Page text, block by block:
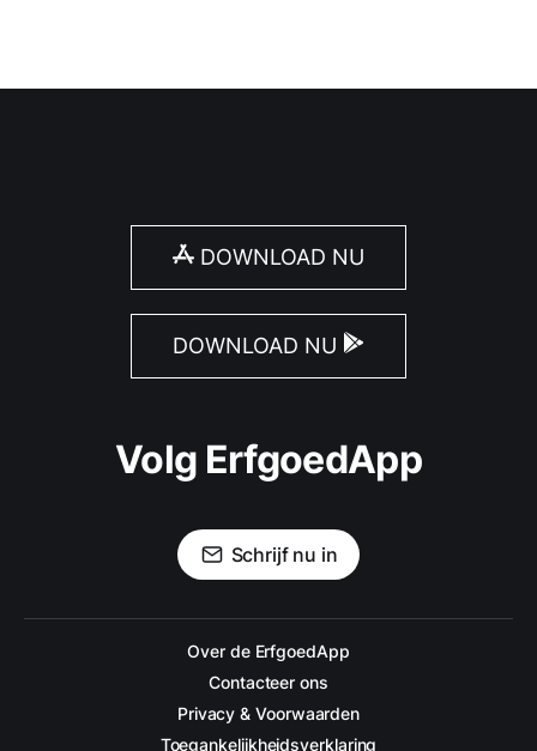
DOWNLOAD NU
DOWNLOAD NU
Volg ErfgoedApp
Schrijf nu in
Over de ErfgoedApp
Contacteer ons
Privacy & Voorwaarden
Toegankelijkheidsverklaring